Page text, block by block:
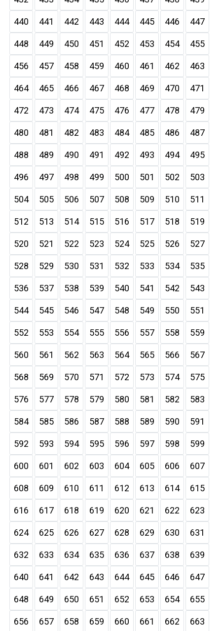
440 441 442 443 444 445 446 447
448 449 450 451 452 453 454 455
456 457 458 459 460 461 462 463
464 465 466 467 468 469 470 471
472 473 474 475 476 477 478 479
480 481 482 483 484 485 486 487
488 489 490 491 492 493 494 495
496 497 498 499 500 501 502 503
504 505 506 507 508 509 510 511
512 513 514 515 516 517 518 519
520 521 522 523 524 525 526 527
528 529 530 531 532 533 534 535
536 537 538 539 540 541 542 543
544 545 546 547 548 549 550 551
552 553 554 555 556 557 558 559
560 561 562 563 564 565 566 567
568 569 570 571 572 573 574 575
576 577 578 579 580 581 582 583
584 585 586 587 588 589 590 591
592 593 594 595 596 597 598 599
600 601 602 603 604 605 606 607
608 609 610 611 612 613 614 615
616 617 618 619 620 621 622 623
624 625 626 627 628 629 630 631
632 633 634 635 636 637 638 639
640 641 642 643 644 645 646 647
648 649 650 651 652 653 654 655
656 657 658 659 660 661 662 663